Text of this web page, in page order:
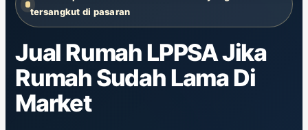
tersangkut di pasaran
Jual RumahLPPSA Jika
Rumah Sudah Lama Di
Market